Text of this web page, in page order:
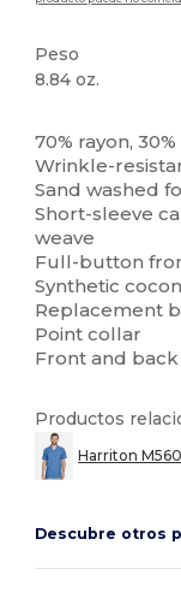
Peso
8.84 oz.
70% rayon,
Wrinkle-
Sand washed
Short-sleeve
weave
Full-button
Synthetic
Replacement
Point collar
Front and
Productos
Harriton
Descubre otros